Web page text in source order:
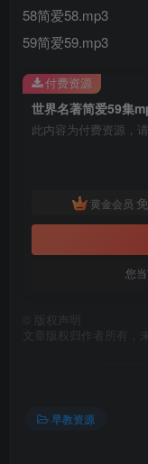
58简爱58.mp3
59简爱59.mp3
世界名著简爱59集
此内容为付费资源，
黄金会员
您
付费资源
版权声明
文章版权归作者所有，
早教资源